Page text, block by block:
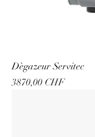
Dègazeur Servitec
Prezzo
3870,00 CHF